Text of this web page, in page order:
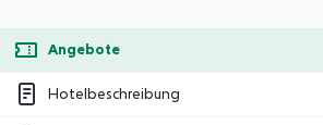
Angebote
Hotelbeschreibung